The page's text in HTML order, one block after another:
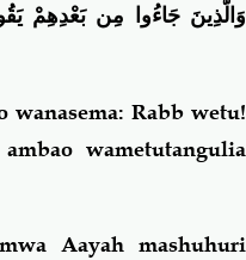
وَالَّذِينَ جَاءُوا مِن بَعْدِهِمْ
Rabb wetu!
wametutangulia
Aayah mashuhuri